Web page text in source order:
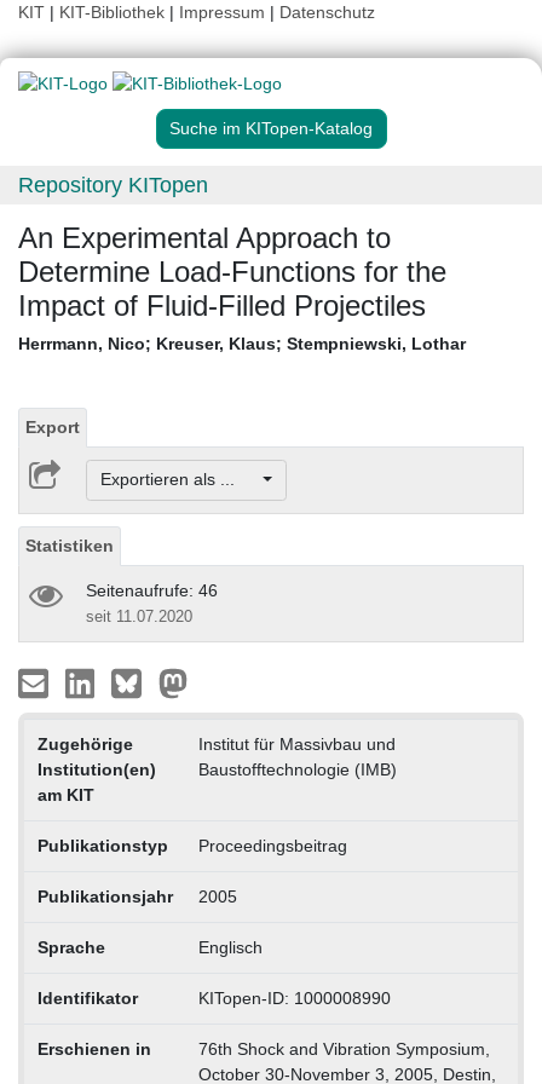
KIT | KIT-Bibliothek | Impressum | Datenschutz
Suche im KITopen-Katalog
Repository KITopen
An Experimental Approach to
Determine Load-Functions for the
Impact of Fluid-Filled Projectiles
Herrmann, Nico; Kreuser, Klaus; Stempniewski, Lothar
Export
Exportieren als ...
Statistiken
Seitenaufrufe: 46
seit 11.07.2020
Zugehörige
Institution(en)
am KIT
Institut für Massivbau und
Baustofftechnologie (IMB)
Publikationstyp Proceedingsbeitrag
Publikationsjahr 2005
Sprache Englisch
Identifikator KITopen-ID: 1000008990
Erschienen in
76th Shock and Vibration Symposium,
October 30-November 3, 2005, Destin,